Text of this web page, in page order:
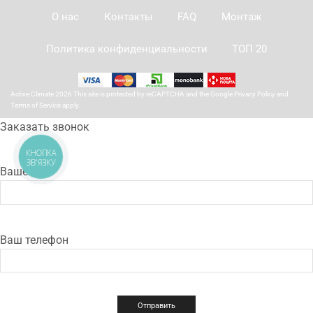
О нас Контакты FAQ Монтаж
Политика конфиденциальности ТОП 20
Active Climate 2026 This site is protected by reCAPTCHA and the Google Privacy Policy and
Terms of Service apply.
Заказать звонок
Ваше имя
Ваш телефон
КНОПКА
ЗВ'ЯЗКУ